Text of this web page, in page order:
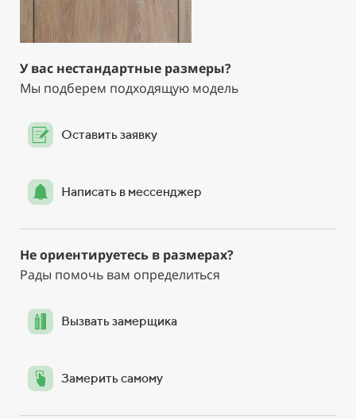
У вас нестандартные размеры?
Мы подберем подходящую модель
Оставить заявку
Написать в мессенджер
Не ориентируетесь в размерах?
Рады помочь вам определиться
Вызвать замерщика
Замерить самому